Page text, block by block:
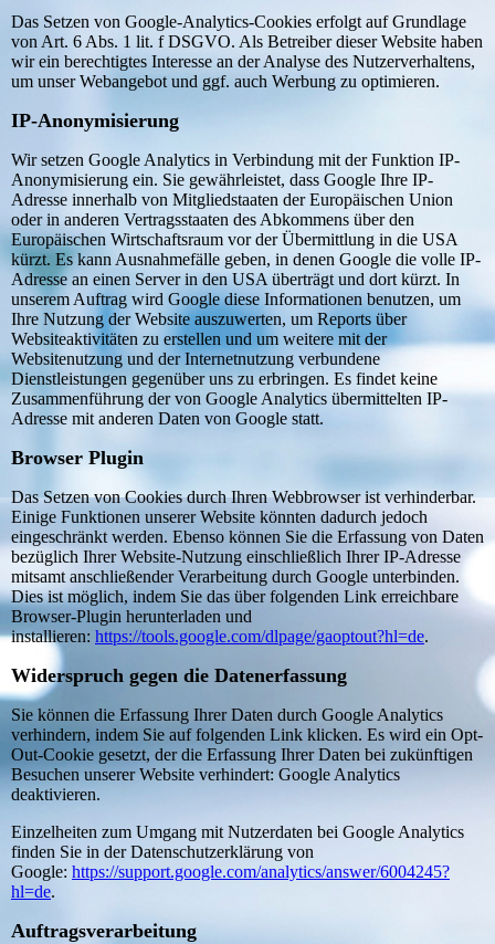
Das Setzen von Google-Analytics-Cookies erfolgt auf Grundlage
von Art. 6 Abs. 1 lit. f DSGVO. Als Betreiber dieser Website haben
wir ein berechtigtes Interesse an der Analyse des Nutzerverhaltens,
um unser Webangebot und ggf. auch Werbung zu optimieren.
IP-Anonymisierung
Wir setzen Google Analytics in Verbindung mit der Funktion IP-
Anonymisierung ein. Sie gewährleistet, dass Google Ihre IP-
Adresse innerhalb von Mitgliedstaaten der Europäischen Union
oder in anderen Vertragsstaaten des Abkommens über den
Europäischen Wirtschaftsraum vor der Übermittlung in die USA
kürzt. Es kann Ausnahmefälle geben, in denen Google die volle IP-
Adresse an einen Server in den USA überträgt und dort kürzt. In
unserem Auftrag wird Google diese Informationen benutzen, um
Ihre Nutzung der Website auszuwerten, um Reports über
Websiteaktivitäten zu erstellen und um weitere mit der
Websitenutzung und der Internetnutzung verbundene
Dienstleistungen gegenüber uns zu erbringen. Es findet keine
Zusammenführung der von Google Analytics übermittelten IP-
Adresse mit anderen Daten von Google statt.
Browser Plugin
Das Setzen von Cookies durch Ihren Webbrowser ist verhinderbar.
Einige Funktionen unserer Website könnten dadurch jedoch
eingeschränkt werden. Ebenso können Sie die Erfassung von Daten
bezüglich Ihrer Website-Nutzung einschließlich Ihrer IP-Adresse
mitsamt anschließender Verarbeitung durch Google unterbinden.
Dies ist möglich, indem Sie das über folgenden Link erreichbare
Browser-Plugin herunterladen und
installieren: https://tools.google.com/dlpage/gaoptout?hl=de.
Widerspruch gegen die Datenerfassung
Sie können die Erfassung Ihrer Daten durch Google Analytics
verhindern, indem Sie auf folgenden Link klicken. Es wird ein Opt-
Out-Cookie gesetzt, der die Erfassung Ihrer Daten bei zukünftigen
Besuchen unserer Website verhindert: Google Analytics
deaktivieren.
Einzelheiten zum Umgang mit Nutzerdaten bei Google Analytics
finden Sie in der Datenschutzerklärung von
Google: https://support.google.com/analytics/answer/6004245?
hl=de.
Auftragsverarbeitung